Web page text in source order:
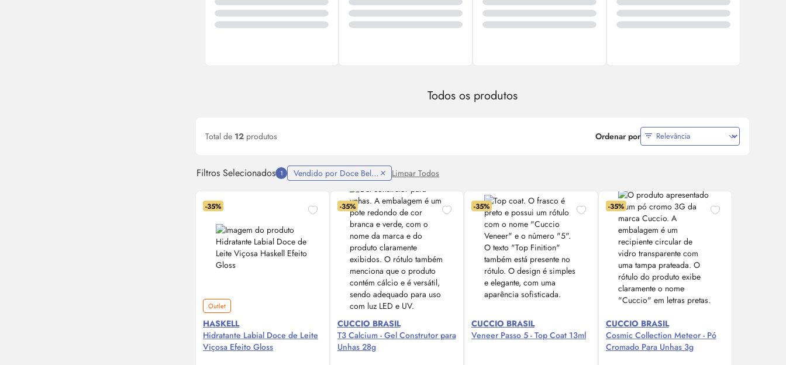
Todos os produtos
Total de 12 produtos Ordenar por
Filtros Selecionados 1 Vendido por Doce Beleza Limpar Todos
-35%
Outlet
HASKELL
Hidratante Labial Doce de Leite
Viçosa EfeitoGloss
-35%
CUCCIO BRASIL
T3 Calcium - Gel Construtor para
Unhas 28g
-35%
CUCCIO BRASIL
Veneer Passo 5 - Top Coat 13ml
-35%
CUCCIO BRASIL
Cosmic Collection Meteor - Pó
Cromado Para Unhas 3g